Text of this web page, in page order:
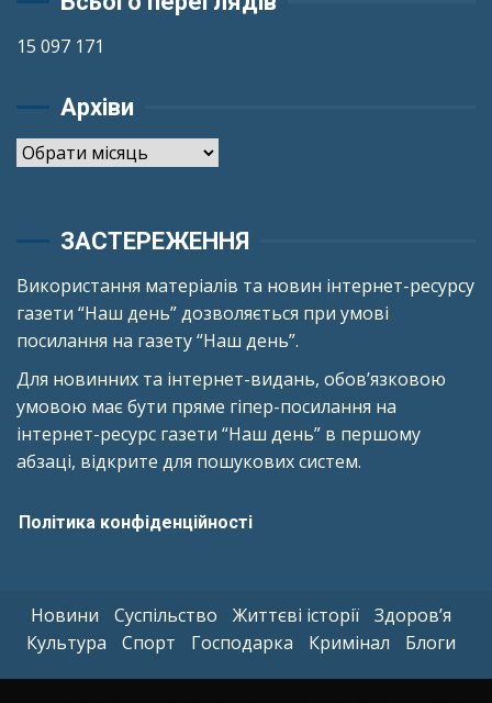
15 097 171
Архіви
Архіви
ЗАСТЕРЕЖЕННЯ
Використання матеріалів та новин інтернет-ресурсу
газети “Наш день” дозволяється при умові
посилання на газету “Наш день”.
Для новинних та інтернет-видань, обов’язковою
умовою має бути пряме гіпер-посилання на
інтернет-ресурс газети “Наш день” в першому
абзаці, відкрите для пошукових систем.
Політика конфіденційності
Новини Суспільство Життєві історії
Здоров’я
Культура
Спорт Господарка Кримінал Блоги